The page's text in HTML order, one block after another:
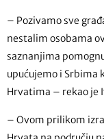
– Pozivamo sve
nestalim osobama
saznanjima
upućujemo i Srbima
Hrvatima – rekao je
– Ovom prilikom